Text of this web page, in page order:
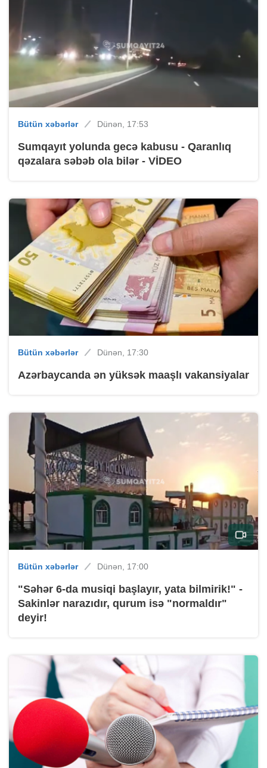
Bütün xəbərlər Dünən, 17:53
Sumqayıt yolunda gecə kabusu - Qaranlıq
qəzalara səbəb ola bilər - VİDEO
Bütün xəbərlər Dünən, 17:30
Azərbaycanda ən yüksək maaşlı vakansiyalar
Bütün xəbərlər Dünən, 17:00
"Səhər 6-da musiqi başlayır, yata bilmirik!" -
Sakinlər narazıdır, qurum isə "normaldır"
deyir!